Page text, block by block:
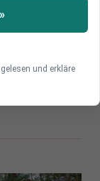
nur wenige
entfernt
gelesen und erkläre